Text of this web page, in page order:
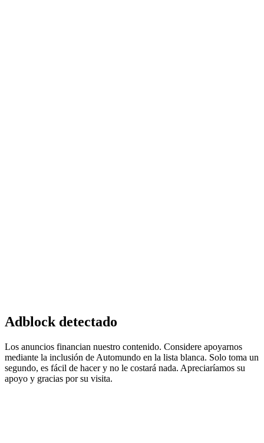
Adblock detectado
Los anuncios financian nuestro contenido. Considere apoyarnos
mediante la inclusión de Automundo en la lista blanca. Solo toma un
segundo, es fácil de hacer y no le costará nada. Apreciaríamos su
apoyo y gracias por su visita.